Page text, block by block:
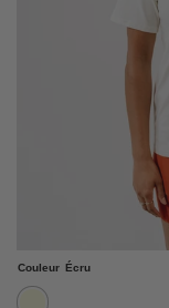
Couleur Écru
ecru